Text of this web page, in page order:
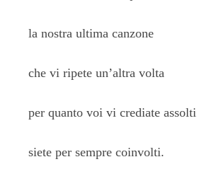
la nostra ultima canzone
che vi ripete un’altra volta
per quanto voi vi crediate assolti
siete per sempre coinvolti.